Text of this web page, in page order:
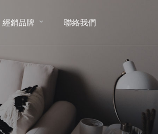
經銷品牌
聯絡我們